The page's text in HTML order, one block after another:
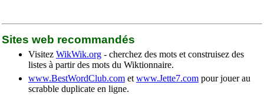
Sites web recommandés
Visitez WikWik.org - cherchez des mots et construisez des
listes à partir des mots du Wiktionnaire.
www.BestWordClub.com et www.Jette7.com pour jouer au
scrabble duplicate en ligne.